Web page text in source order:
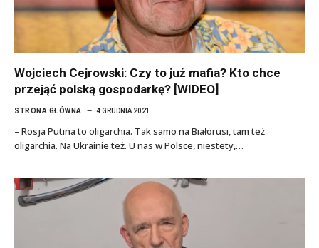
Wojciech Cejrowski: Czy to już mafia? Kto chce
przejąć polską gospodarkę? [WIDEO]
STRONA GŁÓWNA 4 GRUDNIA 2021
– Rosja Putina to oligarchia. Tak samo na Białorusi, tam też
oligarchia. Na Ukrainie też. U nas w Polsce, niestety,…